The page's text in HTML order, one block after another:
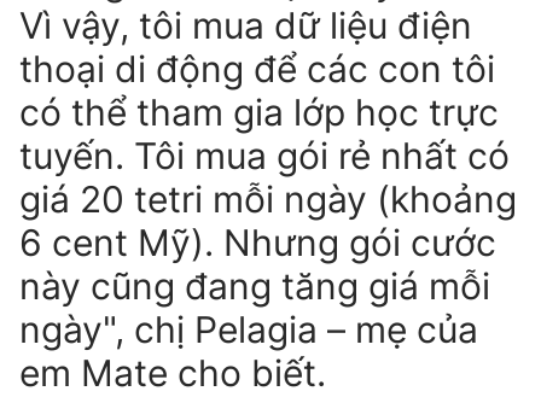
Vì vậy, tôi mua dữ liệu điện
thoại di động để các con tôi
có thể tham gia lớp học trực
tuyến. Tôi mua gói rẻ nhất có
giá 20 tetri mỗi ngày (khoảng
6 cent Mỹ). Nhưng gói cước
này cũng đang tăng giá mỗi
ngày", chị Pelagia – mẹ của
em Mate cho biết.